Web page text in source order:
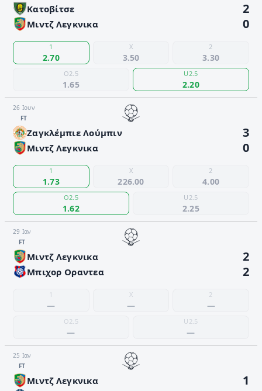
Κατοβίτσε 2
Μιντζ Λεγκνικα 0
1
2.70
X
3.50
2
3.30
O2.5
1.65
U2.5
2.20
26 Ιουν
FΤ
Ζαγκλέμπιε Λούμπιν 3
Μιντζ Λεγκνικα 0
1
1.73
X
226.00
2
4.00
O2.5
1.62
U2.5
2.25
29 Ιαν
FΤ
Μιντζ Λεγκνικα 2
Μπιχορ Οραντεα 2
1
—
X
—
2
—
O2.5
—
U2.5
—
25 Ιαν
FΤ
Μιντζ Λεγκνικα 1